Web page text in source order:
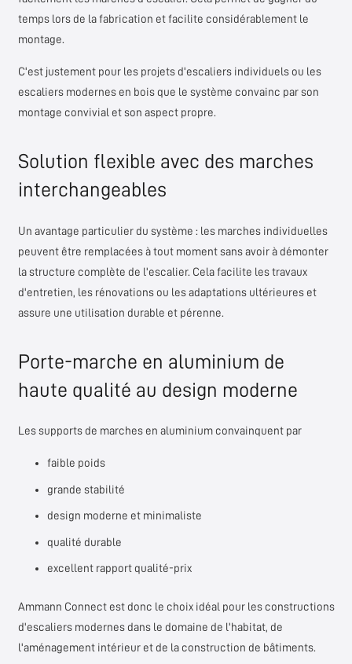
temps lors de la fabrication et facilite considérablement le
montage.
C'est justement pour les projets d'escaliers individuels ou les
escaliers modernes en bois que le système convainc par son
montage convivial et son aspect propre.
Solution flexible avec des marches
interchangeables
Un avantage particulier du système : les marches individuelles
peuvent être remplacées à tout moment sans avoir à démonter
la structure complète de l'escalier. Cela facilite les travaux
d'entretien, les rénovations ou les adaptations ultérieures et
assure une utilisation durable et pérenne.
Porte-marche en aluminium de
haute qualité au design moderne
Les supports de marches en aluminium convainquent par
faible poids
grande stabilité
design moderne et minimaliste
qualité durable
excellent rapport qualité-prix
Ammann Connect est donc le choix idéal pour les constructions
d'escaliers modernes dans le domaine de l'habitat, de
l'aménagement intérieur et de la construction de bâtiments.